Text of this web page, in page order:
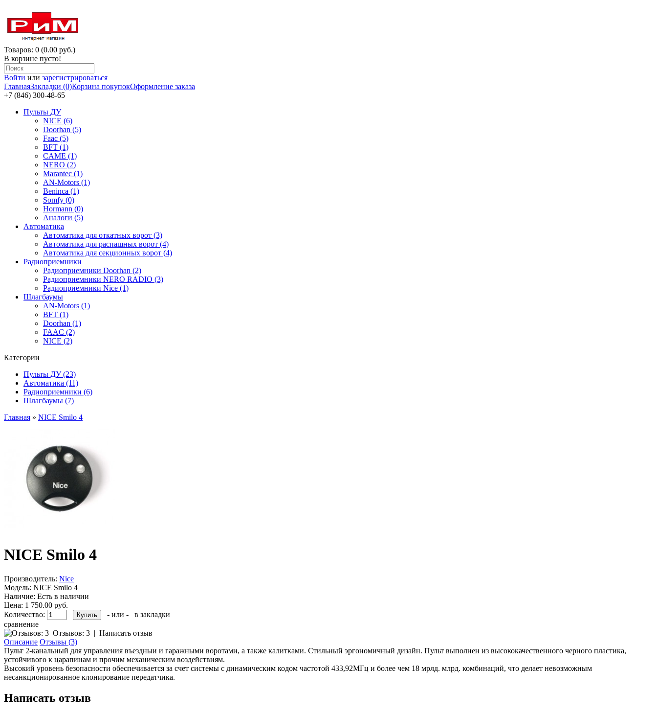
Товаров: 0 (0.00 руб.)
В корзине пусто!
Войти или зарегистрироваться
ГлавнаяЗакладки (0)Корзина покупокОформление заказа
+7 (846) 300-48-65
Пульты ДУ
NICE (6)
Doorhan (5)
Faac (5)
BFT (1)
CAME (1)
NERO (2)
Marantec (1)
AN-Motors (1)
Beninca (1)
Somfy (0)
Hormann (0)
Аналоги (5)
Автоматика
Автоматика для откатных ворот (3)
Автоматика для распашных ворот (4)
Автоматика для секционных ворот (4)
Радиоприемники
Радиоприемники Doorhan (2)
Радиоприемники NERO RADIO (3)
Радиоприемники Nice (1)
Шлагбаумы
AN-Motors (1)
BFT (1)
Doorhan (1)
FAAC (2)
NICE (2)
Категории
Пульты ДУ (23)
Автоматика (11)
Радиоприемники (6)
Шлагбаумы (7)
Главная » NICE Smilo 4
NICE Smilo 4
Производитель: Nice
Модель: NICE Smilo 4
Наличие: Есть в наличии
Цена: 1 750.00 руб.
Количество:
- или -
в закладки
сравнение
Отзывов: 3 | Написать отзыв
Описание Отзывы (3)
Пульт 2-канальный для управления въездныи и гаражными воротами, а также калитками. Стильный эргономичный дизайн. Пульт выполнен из высококачественного черного пластика,
устойчивого к царапинам и прочим механическим воздействиям.
Высокий уровень безопасности обеспечивается за счет системы с динамическим кодом частотой 433,92МГц и более чем 18 мрлд. млрд. комбинаций, что делает невозможным
несанкционированное клонирование передатчика.
Написать отзыв